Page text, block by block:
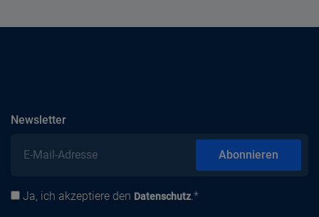
Newsletterabonnieren
E-Mail-Adresse
Datenschutz
Ja, ich akzeptiere den Datenschutz.*
Abonnieren